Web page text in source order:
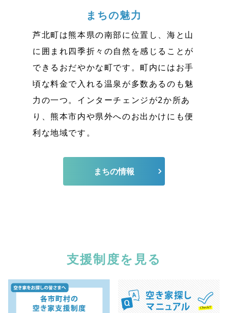
まちの魅力
芦北町は熊本県の南部に位置し、海と山
に囲まれ四季折々の自然を感じることが
できるおだやかな町です。町内にはお手
頃な料金で入れる温泉が多数あるのも魅
力の一つ。インターチェンジが2か所あ
り、熊本市内や県外へのお出かけにも便
利な地域です。
まちの情報
支援制度を見る